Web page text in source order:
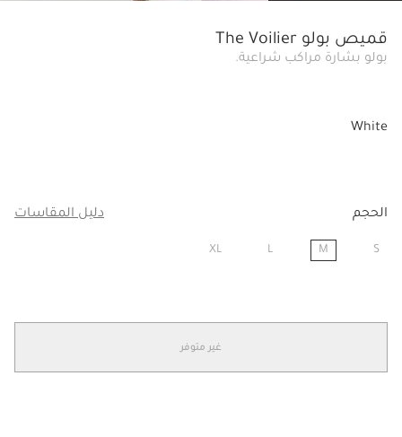
قميص بولو The Voilier
بولو بشارة مراكب شراعية.
White
الحجم دليل المقاسات
S
M
L
XL
غير متوفر